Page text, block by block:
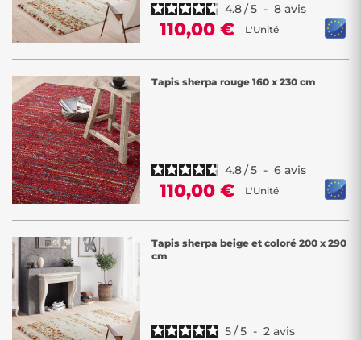
4.8/5 - 8 avis
110,00 € L'Unité
Tapis sherpa rouge 160 x 230 cm
4.8/5 - 6 avis
110,00 € L'Unité
Tapis sherpa beige et coloré 200 x 290
cm
5/5 - 2 avis